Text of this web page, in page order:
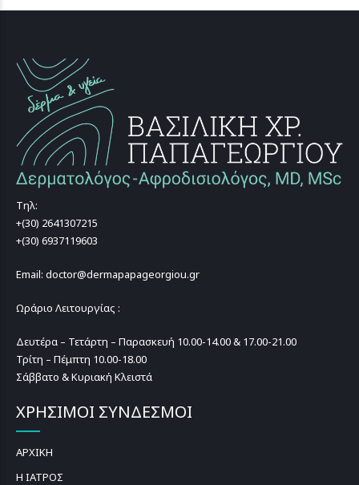
Τηλ:
+(30) 2641307215
+(30) 6937119603
Email: doctor@dermapapageorgiou.gr
Ωράριο Λειτουργίας :
Δευτέρα – Τετάρτη – Παρασκευή 10.00-14.00 & 17.00-21.00
Τρίτη – Πέμπτη 10.00-18.00
Σάββατο & Κυριακή Κλειστά
ΧΡΗΣΙΜΟΙ ΣΥΝΔΕΣΜΟΙ
ΑΡΧΙΚΗ
Η ΙΑΤΡΟΣ